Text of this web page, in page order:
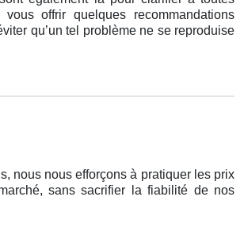
offrir quelques recommandations
qu’un tel problème ne se reproduise
nous nous efforçons à pratiquer les prix
sans sacrifier la fiabilité de nos